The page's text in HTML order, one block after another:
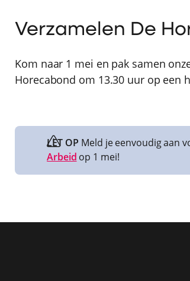
Verzamelen De
Kom naar 1 mei en pak samen
Horecabond om 13.30 uur op een
LET OP Meld je eenvoudig aan
Arbeid op 1 mei!